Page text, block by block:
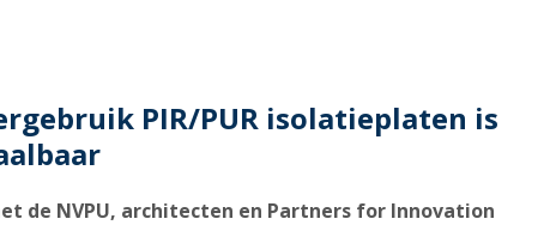
PIR/PUR isolatieplaten is
de NVPU, architecten en Partners for Innovation